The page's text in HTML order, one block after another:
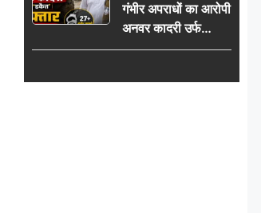
भेजकर कहा– अंतिम
संस्कार कर दीजिए हम
नहीं आ पाएंगे
गंभीर अपराधों का आरोपी
अनवर कादरी उर्फ
‘डकैत’ गिरफ्तार, इंदौर